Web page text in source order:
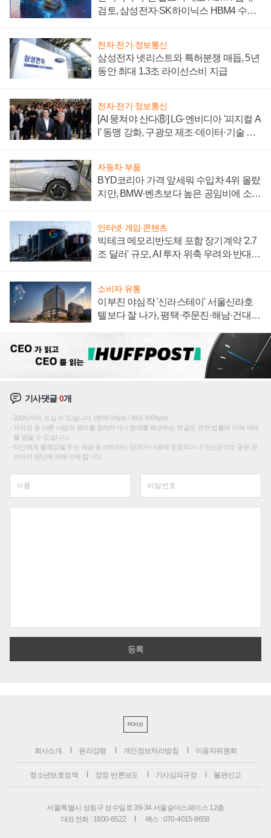
검토, 삼성전자·SK하이닉스 HBM4 수율
전자·전기·정보통신
삼성전자 넷리스트와 특허분쟁 매듭, 5년
동안 최대 1.3조 라이선스비 지급
전자·전기·정보통신
[AI 뭉쳐야 산다⑧] LG·엔비디아 '피지컬 A
I' 동맹 강화, 구광모 제조·데이터·기술 결
자동차·부품
BYD코리아 가격 앞세워 수입차 4위 올랐
지만, BMW·벤츠보다 높은 공임비에 소비
인터넷·게임·콘텐츠
빅테크 메모리반도체 포함 장기계약 '2.7
조 달러' 규모, AI 투자 위축 우려와 반대
소비자·유통
이부진 야심작 '신라스테이' 서울신라호
텔보다 잘 나가, 평택·주문진·해남·건대로
기사댓글0개
200자까지 쓰실 수 있습니다. (현재 0 byte / 최대 400byte)
저작권 등 다른 사람의 권리를 침해하거나 명예를 훼손하는 댓글은 관련 법률에 의해 제재
를 받을 수 있습니다.
타인에게 불쾌감을 주는 욕설 등 비하하는 단어가 내용에 포함되거나 인신공격성 글은 관
리자의 판단에 의해 삭제 합니다.
PC버전
회사소개 윤리강령 개인정보처리방침 이용자위원회
청소년보호정책 정정·반론보도 기사심의규정 불편신고
서울특별시 성동구 성수일로 39-34 서울숲더스페이스 12층
대표전화 : 1800-6522
팩스 : 070-4015-8658